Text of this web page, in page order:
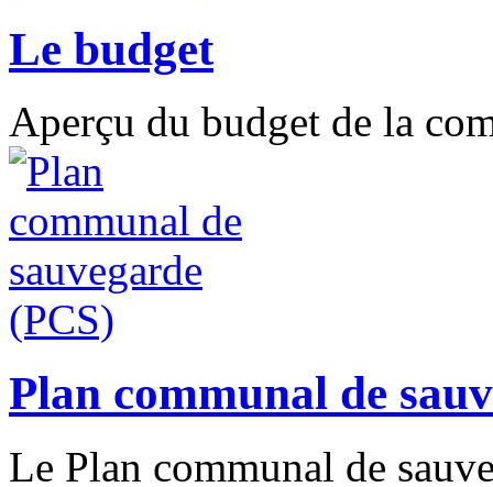
Le budget
Aperçu du budget de la
Plan communal de
Le Plan communal de